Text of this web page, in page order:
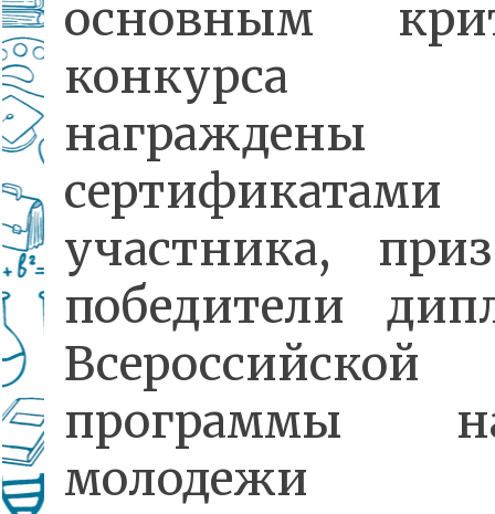
основным
конкурса
награждены
сертификатами
участника,
победители
Всероссийской
программы